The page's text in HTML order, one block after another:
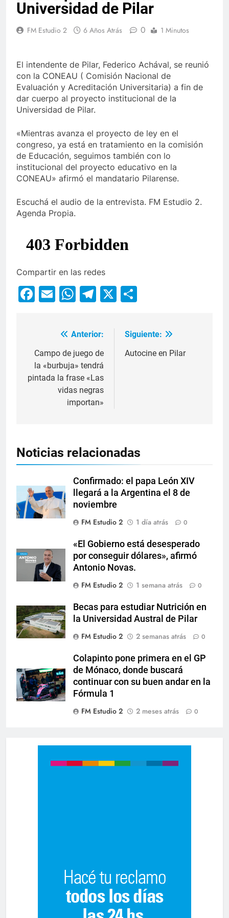
Universidad de Pilar
FM Estudio 2 6 Años Atrás 0 1 Minutos
El intendente de Pilar, Federico Achával, se reunió
con la CONEAU ( Comisión Nacional de
Evaluación y Acreditación Universitaria) a fin de
dar cuerpo al proyecto institucional de la
Universidad de Pilar.
«Mientras avanza el proyecto de ley en el
congreso, ya está en tratamiento en la comisión
de Educación, seguimos también con lo
institucional del proyecto educativo en la
CONEAU» afirmó el mandatario Pilarense.
Escuchá el audio de la entrevista. FM Estudio 2.
Agenda Propia.
Compartir en las redes
Facebook
EmailWhatsApp
Telegram
X
Anterior:
Campo de juego de
la «burbuja» tendrá
pintada la frase «Las
vidas negras
importan»
Siguiente:
Autocine en Pilar
Noticias relacionadas
Confirmado: el papa León XIV
llegará a la Argentina el 8 de
noviembre
FM Estudio 2
1 día atrás 0
«El Gobierno está desesperado
por conseguir dólares», afirmó
Antonio Novas.
FM Estudio 2
1 semana atrás 0
Becas para estudiar Nutrición en
la Universidad Austral de Pilar
FM Estudio 2
2 semanas atrás 0
Colapinto pone primera en el GP
de Mónaco, donde buscará
continuar con su buen andar en la
Fórmula 1
FM Estudio 2
2 meses atrás 0